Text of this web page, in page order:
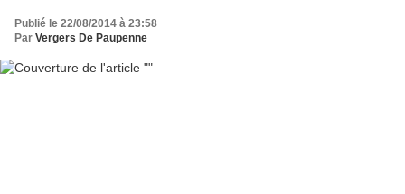
Publié le 22/08/2014 à 23:58
Par Vergers De Paupenne